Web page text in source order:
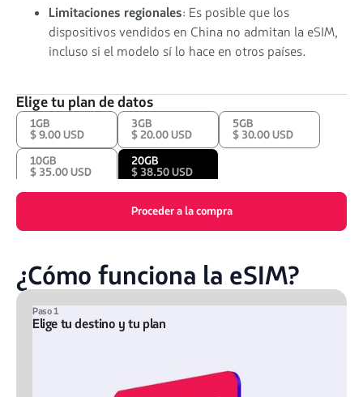
Limitaciones regionales: Es posible que los
dispositivos vendidos en China no admitan la eSIM,
incluso si el modelo sí lo hace en otros países.
Elige tu plan de datos
1GB
$ 9.00 USD
3GB
$ 20.00 USD
5GB
$ 30.00 USD
10GB
$ 35.00 USD
20GB
$ 38.50 USD
Proceder a la compra
¿Cómo funciona la eSIM?
Paso 1
Elige tu destino y tu plan